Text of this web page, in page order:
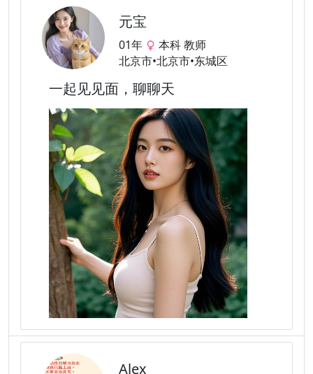
元宝
01年
本科 教师
北京市•北京市•东城区
一起见见面，聊聊天
Alex